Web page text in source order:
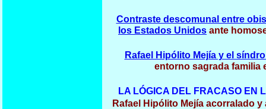
Contraste descomunal entre
los Estados Unidos ante
Rafael Hipólito Mejía y el
entorno sagrada familia
LA LÓGICA DEL FRACASO EN
Rafael Hipólito Mejía acorralado